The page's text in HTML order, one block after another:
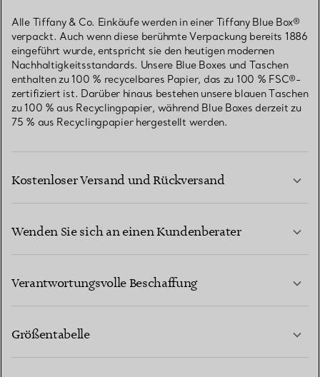
Alle Tiffany & Co. Einkäufe werden in einer Tiffany Blue Box®
verpackt. Auch wenn diese berühmte Verpackung bereits 1886
eingeführt wurde, entspricht sie den heutigen modernen
Nachhaltigkeitsstandards. Unsere Blue Boxes und Taschen
enthalten zu 100 % recycelbares Papier, das zu 100 % FSC®-
zertifiziert ist. Darüber hinaus bestehen unsere blauen Taschen
zu 100 % aus Recyclingpapier, während Blue Boxes derzeit zu
75 % aus Recyclingpapier hergestellt werden.
Kostenloser Versand und Rückversand
Wenden Sie sich an einen Kundenberater
Verantwortungsvolle Beschaffung
Größentabelle